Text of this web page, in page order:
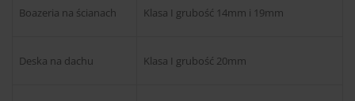
Boazeria na ścianach Klasa I grubość 14mm i 19mm
Deska na dachu Klasa I grubość 20mm